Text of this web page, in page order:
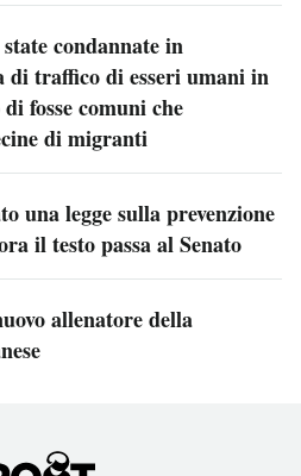
condannate in
di traffico di esseri umani in
fosse comuni che
di migranti
una legge sulla prevenzione
il testo passa al Senato
allenatore della